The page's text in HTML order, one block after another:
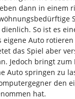
dann in einem
So ist es
eigene Auto
das Spiel aber
Jedoch bringt
Auto springen zu
den
hat.